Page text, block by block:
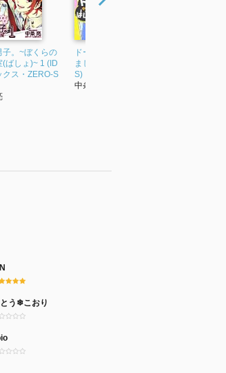
子。~ぼくらの
(ばしょ)~ 1 (ID
クス・ZERO-S
ドージン活動、はじめ
ました!?(3) (it COMIC
S)
中条亮
う❄こおり